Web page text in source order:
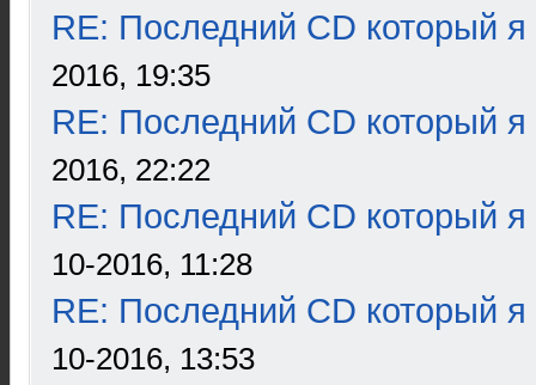
RE: Последний CD который я
2016, 19:35
RE: Последний CD который я
2016, 22:22
RE: Последний CD который я
10-2016, 11:28
RE: Последний CD который я
10-2016, 13:53